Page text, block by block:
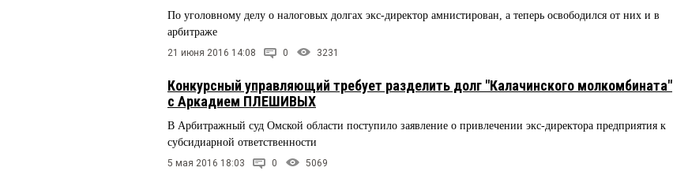
По уголовному делу о налоговых долгах экс-директор амнистирован, а теперь освободился от них и в
арбитраже
21 июня 2016 14:08 0 3231
Конкурсный управляющий требует разделить долг "Калачинского молкомбината"
с Аркадием ПЛЕШИВЫХ
В Арбитражный суд Омской области поступило заявление о привлечении экс-директора предприятия к
субсидиарной ответственности
5 мая 2016 18:03 0 5069